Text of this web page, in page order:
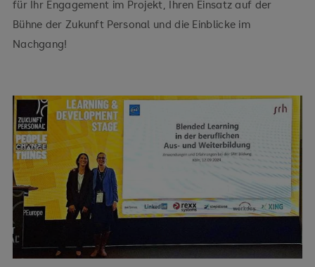
für Ihr Engagement im Projekt, Ihren Einsatz auf der
Bühne der Zukunft Personal und die Einblicke im
Nachgang!